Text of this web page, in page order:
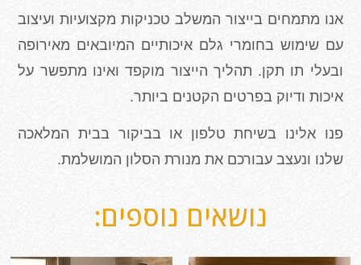
אנו מתמחים בייצור המשלב טכניקות מקצועיות ועיצוב
עם שימוש בחומרי גלם איכותיים המיובאים מאירופה
ובעלי תו תקן. תהליך הייצור מוקפד ואינו מתפשר על
איכות ודיוק בפרטים הקטנים ביותר.
פנו אלינו בשיחת טלפון או בביקור בבית המלאכה
שלנו ונעצב עבורכם את מנורת הסלון המושלמת.
נושאים נוספים: